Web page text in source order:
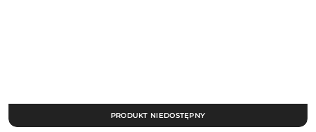
PRODUKT NIEDOSTĘPNY